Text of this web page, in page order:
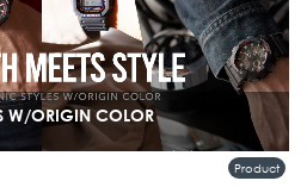
W/ORIGIN COLOR
วามทนทาน G-SHOCK คือชื่อที่ไม่มีใครลบ
แบรนด์นี้ได้ปฏิวัติวงการด้วยดีไซน์ที่ทนทานต่อ
Product